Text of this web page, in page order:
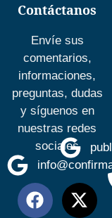
Contáctanos
Envíe sus
comentarios,
informaciones,
preguntas, dudas
y síguenos en
nuestras redes
sociales